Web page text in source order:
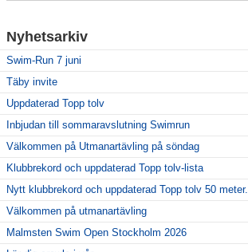
Nyhetsarkiv
Swim-Run 7 juni
Täby invite
Uppdaterad Topp tolv
Inbjudan till sommaravslutning Swimrun
Välkommen på Utmanartävling på söndag
Klubbrekord och uppdaterad Topp tolv-lista
Nytt klubbrekord och uppdaterad Topp tolv 50 meter.
Välkommen på utmanartävling
Malmsten Swim Open Stockholm 2026